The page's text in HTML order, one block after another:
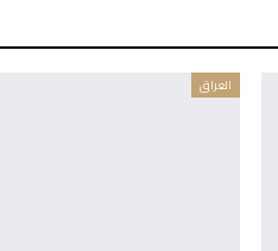
العراق